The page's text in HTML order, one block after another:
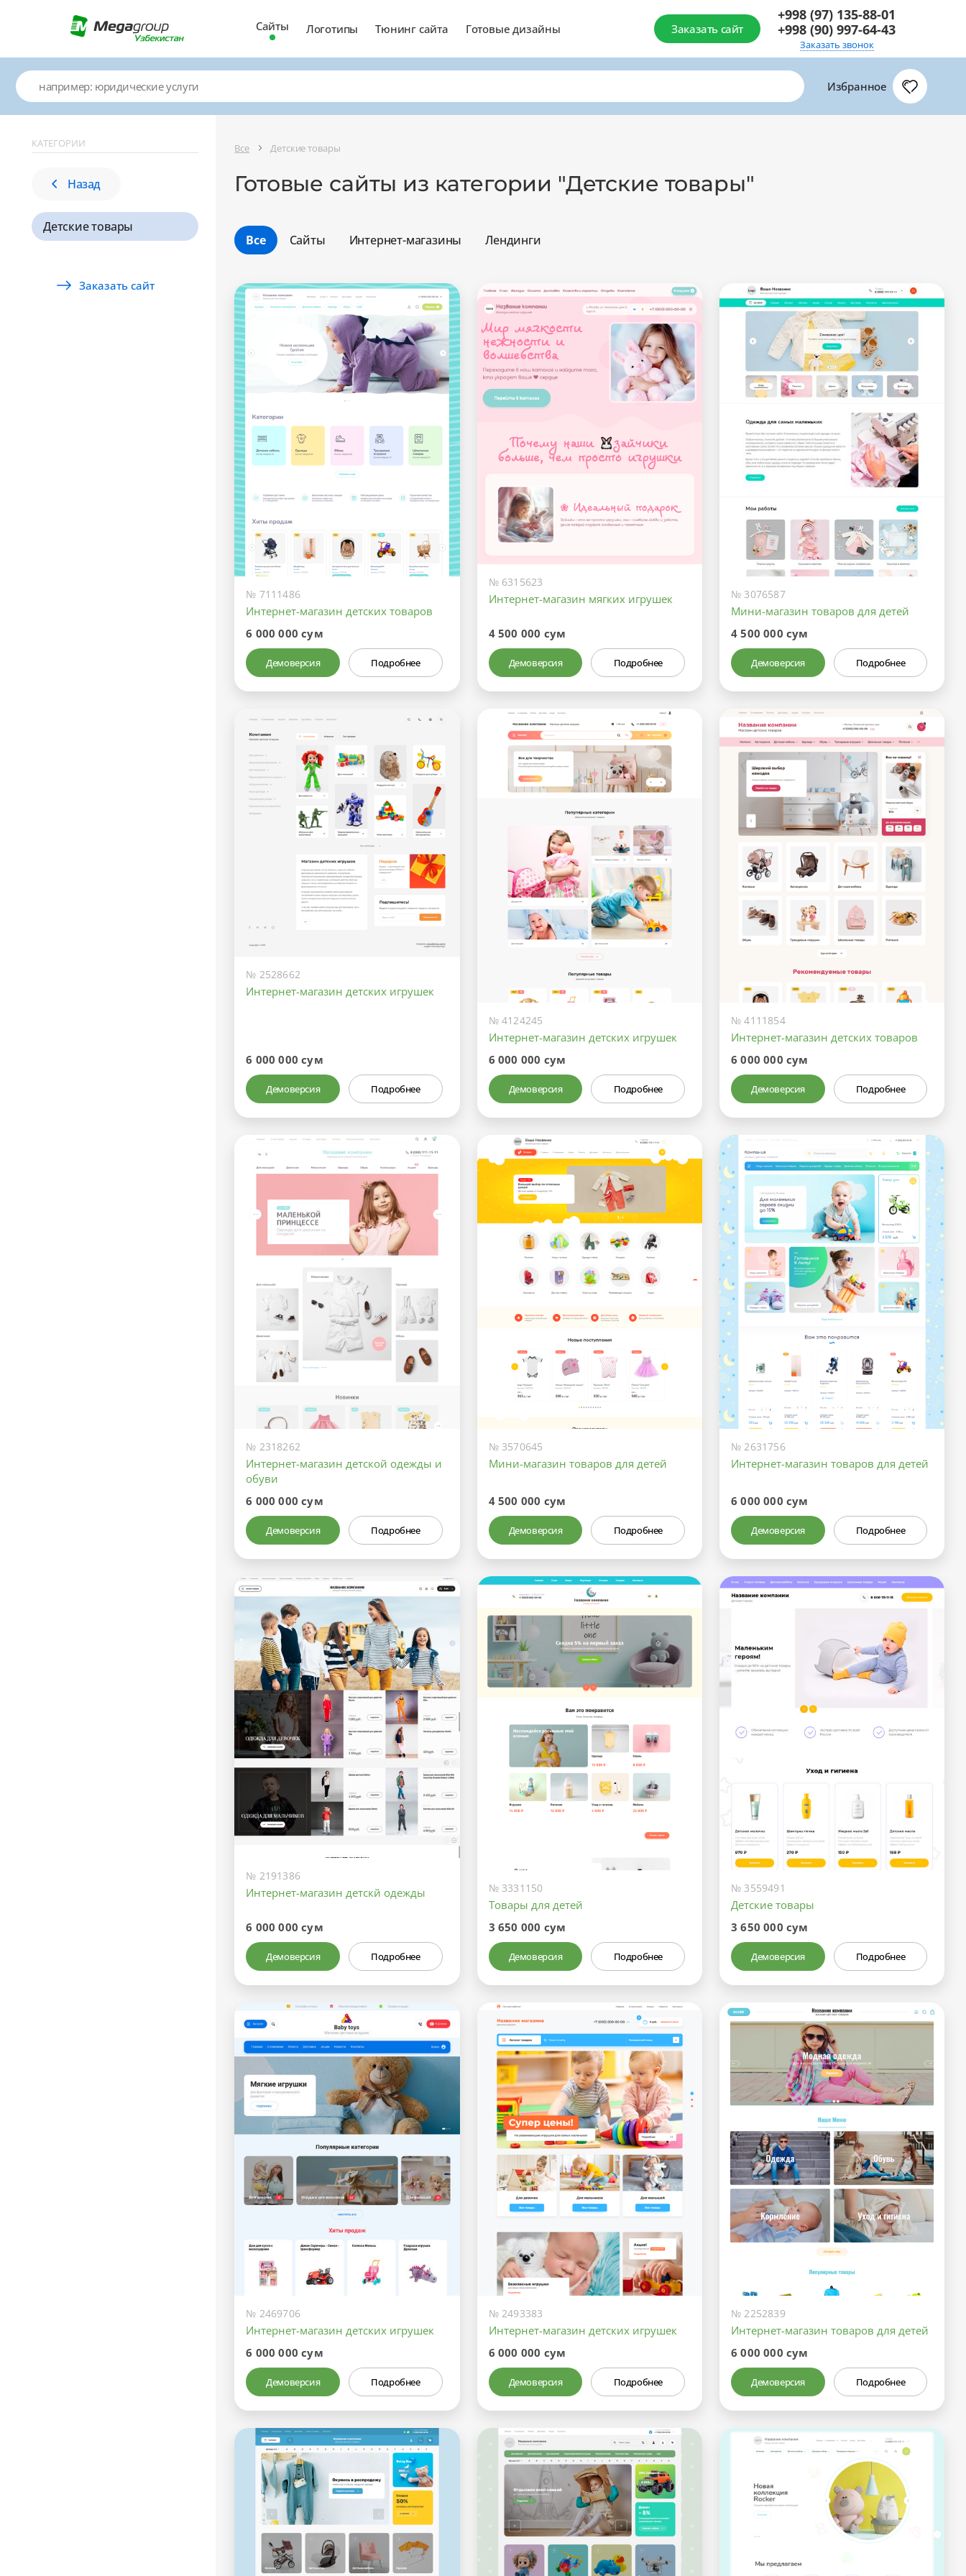
Сайты Логотипы Тюнинг сайта Готовые дизайны Заказать сайт
+998 (97) 135-88-01
+998 (90) 997-64-43
Заказать звонок
Избранное
КАТЕГОРИИ
Назад
Детские товары
Заказать сайт
Все Детские товары
Готовые сайты из категории "Детские товары"
Все Сайты
Оптимальный
Максимальный
Интернет-магазины Лендинги
№ 7111486
Интернет-магазин детских товаров
6 000 000 сум
Демоверсия Подробнее
№ 6315623
Интернет-магазин мягких игрушек
4 500 000 сум
Демоверсия Подробнее
№ 3076587
Мини-магазин товаров для детей
4 500 000 сум
Демоверсия Подробнее
№ 2528662
Интернет-магазин детских игрушек
6 000 000 сум
Демоверсия Подробнее
№ 4124245
Интернет-магазин детских игрушек
6 000 000 сум
Демоверсия Подробнее
№ 4111854
Интернет-магазин детских товаров
6 000 000 сум
Демоверсия Подробнее
№ 2318262
Интернет-магазин детской одежды и
обуви
6 000 000 сум
Демоверсия Подробнее
№ 3570645
Мини-магазин товаров для детей
4 500 000 сум
Демоверсия Подробнее
№ 2631756
Интернет-магазин товаров для детей
6 000 000 сум
Демоверсия Подробнее
№ 2191386
Интернет-магазин детскй одежды
6 000 000 сум
Демоверсия Подробнее
№ 3331150
Товары для детей
3 650 000 сум
Демоверсия Подробнее
№ 3559491
Детские товары
3 650 000 сум
Демоверсия Подробнее
№ 2469706
Интернет-магазин детских игрушек
6 000 000 сум
Демоверсия Подробнее
№ 2493383
Интернет-магазин детских игрушек
6 000 000 сум
Демоверсия Подробнее
№ 2252839
Интернет-магазин товаров для детей
6 000 000 сум
Демоверсия Подробнее